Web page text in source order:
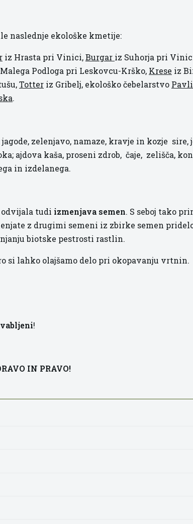
naslednje ekološke kmetije:
iz Hrasta pri Vinici,Burgar iz Suhorja pri
Podloga pri Leskovcu-Krško, Krese iz
Totter iz Gribelj, ekološko čebelarstvo
.
zelenjavo, namaze, kravje in kozje sire,
ajdova kaša, proseni zdrob, čaje, zelišča,
in izdelanega.
tudi izmenjava semen. S seboj tako
z drugimi semeni iz zbirke semen
biotske pestrosti rastlin.
si lahko olajšamo delo pri okopavanju vrtnin.
!
IN PRAVO!